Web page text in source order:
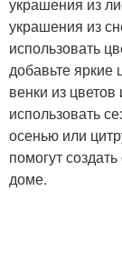
украшения из
использовать
добавьте яркие
венки из
использовать
осенью или
помогут
доме.